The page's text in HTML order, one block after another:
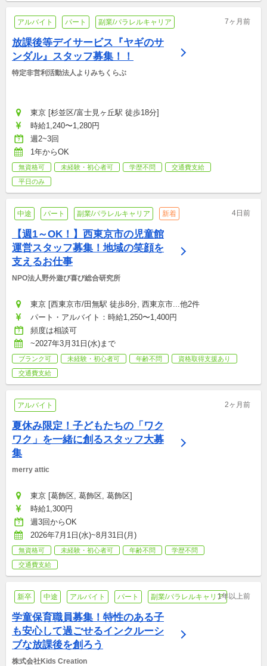
アルバイト パート 副業/パラレルキャリア 7ヶ月前
放課後等デイサービス『ヤギのサ
ンダル』スタッフ募集！！
特定非営利活動法人よりみちくらぶ
東京 [杉並区/富士見ヶ丘駅 徒歩18分]
時給1,240〜1,280円
週2~3回
1年からOK
無資格可 未経験・初心者可 学歴不問
交通費支給
平日のみ
中途 パート 副業/パラレルキャリア 新着 4日前
【週1～OK！】西東京市の児童館
運営スタッフ募集！地域の笑顔を
支えるお仕事
NPO法人野外遊び喜び総合研究所
東京 [西東京市/田無駅 徒歩8分, 西東京市...他2件
パート・アルバイト：時給1,250〜1,400円
頻度は相談可
~2027年3月31日(水)まで
ブランク可 未経験・初心者可 年齢不問
資格取得支援あり
交通費支給
アルバイト 2ヶ月前
夏休み限定！子どもたちの「ワク
ワク」を一緒に創るスタッフ大募
集
merry attic
東京 [葛飾区, 葛飾区, 葛飾区]
時給1,300円
週3回からOK
2026年7月1日(水)~8月31日(月)
無資格可 未経験・初心者可 年齢不問
学歴不問
交通費支給
新卒 中途 アルバイト パート 副業/パラレルキャリア1年以上前
学童保育職員募集！特性のある子
も安心して過ごせるインクルーシ
ブな放課後を創ろう